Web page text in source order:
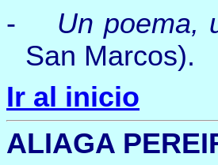
- Un poema,
San Marcos).
Ir al inicio
ALIAGA